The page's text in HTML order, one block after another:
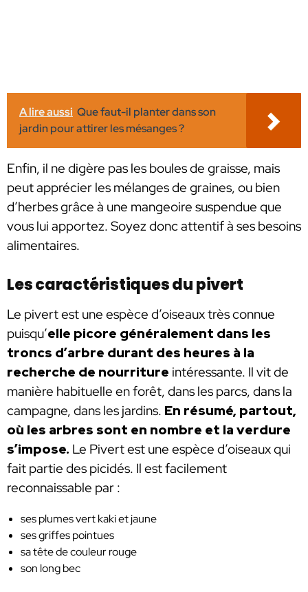
A lire aussi Que faut-il planter dans son
jardin pour attirer les mésanges ?
Enfin, il ne digère pas les boules de graisse, mais
peut apprécier les mélanges de graines, ou bien
d’herbes grâce à une mangeoire suspendue que
vous lui apportez. Soyez donc attentif à ses besoins
alimentaires.
Les caractéristiques du pivert
Le pivert est une espèce d’oiseaux très connue
puisqu’elle picore généralement dans les
troncs d’arbre durant des heures à la
recherche de nourriture intéressante. Il vit de
manière habituelle en forêt, dans les parcs, dans la
campagne, dans les jardins. En résumé, partout,
où les arbres sont en nombre et la verdure
s’impose. Le Pivert est une espèce d’oiseaux qui
fait partie des picidés. Il est facilement
reconnaissable par :
ses plumes vert kaki et jaune
ses griffes pointues
sa tête de couleur rouge
son long bec